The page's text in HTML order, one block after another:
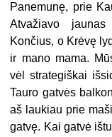
Panemunę, prie
Atvažiavo
Končius, o Krėvę
ir mano mama.
vėl strategiškai
Tauro gatvės
aš laukiau prie
gatvę. Kai gatvė